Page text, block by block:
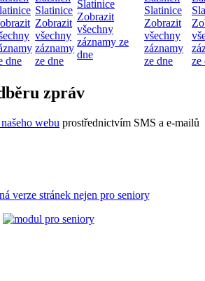
dne
Slatinice
Zobrazit
všechny
záznamy
ze dne
Slatinice
Zobrazit
všechny
záznamy ze
dne
Slatinice
Zobrazit
všechny
záznamy
ze dne
ze
zpráv
webu prostřednictvím SMS a e-mailů
verze stránek nejen pro seniory